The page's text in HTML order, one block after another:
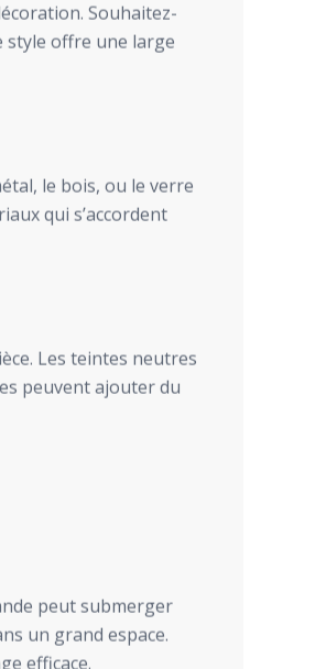
Souhaitez-
style offre une large
le bois, ou le verre
qui s’accordent
Les teintes neutres
peuvent ajouter du
peut submerger
un grand espace.
efficace.